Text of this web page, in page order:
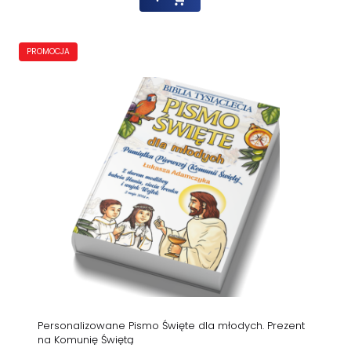
Personalizowane Pismo Święte dla młodych. Prezent
na Komunię Świętą
PROMOCJA